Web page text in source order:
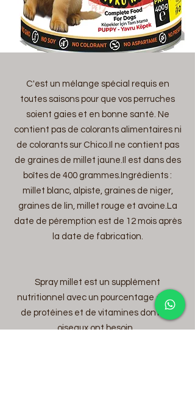
C'est un mélange spécial requis en
toutes saisons pour que vos perruches
soient gaies et en bonne santé. Ne
contient pas de colorants alimentaires ni
de colorants sur Chico.Il ne contient pas
de graines de millet jaune.Il est dans des
boîtes de 400 grammes.Ingrédients :
millet blanc, alpiste, graines de niger,
graines de lin, millet rouge et avoine.La
date de péremption est de 12 mois après
la date de fabrication.
Spray millet est un supplément
nutritionnel avec un pourcentage élevé
de protéines et de vitamines dont vos
oiseaux ont besoin.